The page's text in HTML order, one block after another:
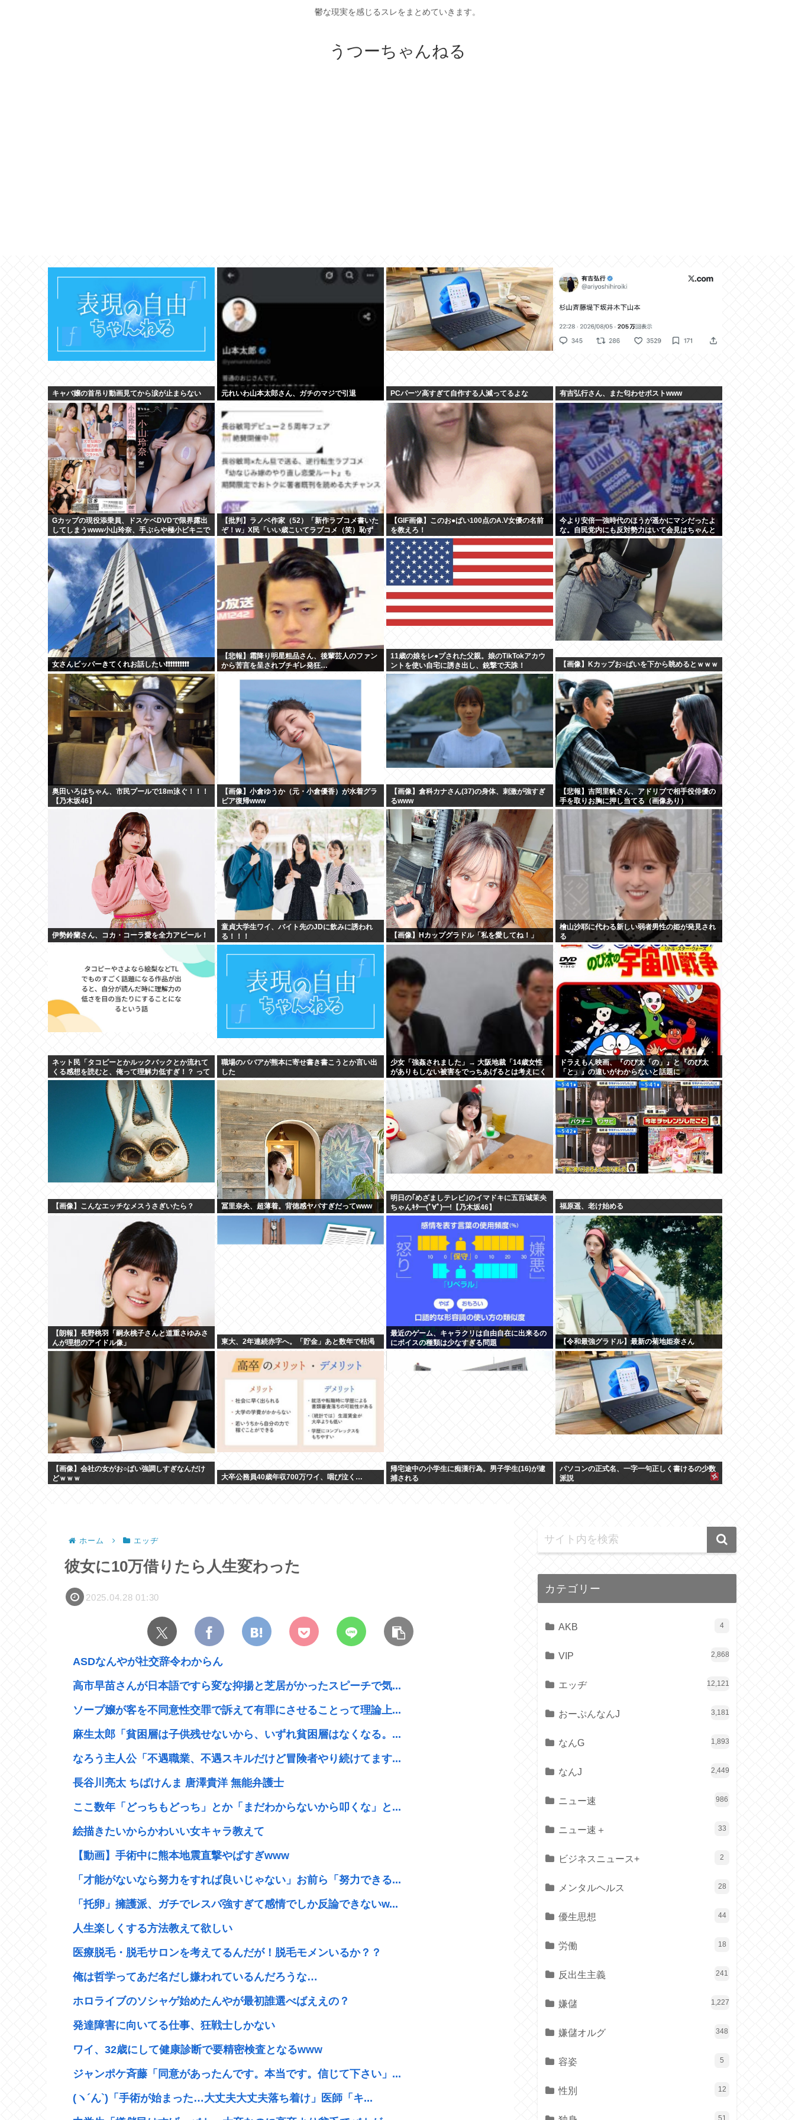
鬱な現実を感じるスレをまとめていきます。
うつーちゃんねる
キャバ嬢の首吊り動画見てから涙が止まらない 元れいわ山本太郎さん、ガチのマジで引退 PCパーツ高すぎて自作する人減ってるよな 有吉弘行さん、また匂わせポストwww
Gカップの現役添乗員、ドスケベDVDで限界露出
してしまうwww小山玲奈、手ぶらや極小ビキニで
大放出！！新作「聖なる山」の動画＆画像まと
め！
【批判】ラノベ作家（52）「新作ラブコメ書いた
ぞ！w」X民「いい歳こいてラブコメ（笑）恥ず
かしくないの？」←やめたれwと話題に
【GIF画像】このお●ぱい100点のA.V女優の名前
を教えろ！
今より安倍一強時代のほうが遥かにマシだったよ
な。自民党内にも反対勢力はいて会見はちゃんと
やり国会にも出席、僅かに常識もあった
女さんビッパーきてくれお話したい❗❗❗❗❗❗❗❗❗❗
【悲報】霜降り明星粗品さん、後輩芸人のファン
から苦言を呈されブチギレ発狂…
11歳の娘をレ●プされた父親。娘のTikTokアカウ
ントを使い自宅に誘き出し、銃撃で天誅！
【画像】Kカップお○ぱいを下から眺めるとｗｗｗ
奥田いろはちゃん、市民プールで18m泳ぐ！！！
【乃木坂46】
【画像】小倉ゆうか（元・小倉優香）が水着グラ
ビア復帰www
【画像】倉科カナさん(37)の身体、刺激が強すぎ
るwww
【悲報】吉岡里帆さん、アドリブで相手役俳優の
手を取りお胸に押し当てる（画像あり）
伊勢鈴蘭さん、コカ・コーラ愛を全力アピール！
童貞大学生ワイ、バイト先のJDに飲みに誘われ
る！！！
【画像】Hカップグラドル「私を愛してね！」
檜山沙耶に代わる新しい弱者男性の姫が発見され
る
ネット民「タコピーとかルックバックとか流れて
くる感想を読むと、俺って理解力低すぎ！？ って
超凹む。つらい」
職場のババアが熊本に寄せ書き書こうとか言い出
した
少女「強姦されました」→ 大阪地裁「14歳女性
がありもしない被害をでっちあげるとは考えにく
い」→懲役12年→元少女「嘘でしたw」
ドラえもん映画、『のび太「の」』と『のび太
「と」』の違いがわからないと話題に
【画像】こんなエッチなメスうさぎいたら？ 冨里奈央、超薄着。背徳感ヤバすぎだってwww
明日の｢めざましテレビ｣のイマドキに五百城茉央
ちゃんｷﾀ━(ﾟ∀ﾟ)━!【乃木坂46】
福原遥、老け始める
【朗報】長野桃羽「嗣永桃子さんと道重さゆみさ
んが理想のアイドル像」
東大、2年連続赤字へ。「貯金」あと数年で枯渇
最近のゲーム、キャラクリは自由自在に出来るの
にボイスの種類は少なすぎる問題
【令和最強グラドル】最新の菊地姫奈さん
【画像】会社の女がお○ぱい強調しすぎなんだけ
どｗｗｗ
大卒公務員40歳年収700万ワイ、咽び泣く…
帰宅途中の小学生に痴漢行為。男子学生(16)が逮
捕される
パソコンの正式名、一字一句正しく書けるの少数
派説
ホーム エッヂ
彼女に10万借りたら人生変わった
2025.04.28 01:30
ASDなんやが社交辞令わからん
高市早苗さんが日本語ですら変な抑揚と芝居がかったスピーチで気...
ソープ嬢が客を不同意性交罪で訴えて有罪にさせることって理論上...
麻生太郎「貧困層は子供残せないから、いずれ貧困層はなくなる。...
なろう主人公「不遇職業、不遇スキルだけど冒険者やり続けてます...
長谷川亮太 ちばけんま 唐澤貴洋 無能弁護士
ここ数年「どっちもどっち」とか「まだわからないから叩くな」と...
絵描きたいからかわいい女キャラ教えて
【動画】手術中に熊本地震直撃やばすぎwww
「才能がないなら努力をすれば良いじゃない」お前ら「努力できる...
「托卵」擁護派、ガチでレスバ強すぎて感情でしか反論できないw...
人生楽しくする方法教えて欲しい
医療脱毛・脱毛サロンを考えてるんだが！脱毛モメンいるか？？
俺は哲学ってあだ名だし嫌われているんだろうな…
ホロライブのソシャゲ始めたんやが最初誰選べばええの？
発達障害に向いてる仕事、狂戦士しかない
ワイ、32歳にして健康診断で要精密検査となるwww
ジャンポケ斉藤「同意があったんです。本当です。信じて下さい」...
(ヽ´ん`)「手術が始まった…大丈夫大丈夫落ち着け」医師「キ...
カテゴリー
AKB 4
VIP 2,868
エッヂ 12,121
おーぷんなんJ 3,181
なんG 1,893
なんJ 2,449
ニュー速 986
ニュー速＋ 33
ビジネスニュース+ 2
メンタルヘルス 28
優生思想 44
労働 18
反出生主義 241
嫌儲 1,227
嫌儲オルグ 348
容姿 5
性別 12
51